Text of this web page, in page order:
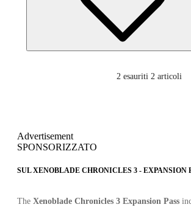
2 esauriti 2 articoli
Advertisement
SPONSORIZZATO
SUL XENOBLADE CHRONICLES 3 - EXPANSION
The Xenoblade Chronicles 3 Expansion Pass